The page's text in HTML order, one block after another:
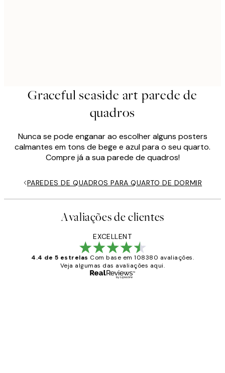
Graceful seaside art parede de
quadros
Nunca se pode enganar ao escolher alguns posters
calmantes em tons de bege e azul para o seu quarto.
Compre já a sua parede de quadros!
PAREDES DE QUADROS PARA QUARTO DE DORMIR
Avaliações de clientes
EXCELLENT
4.4 de 5 estrelas Com base em 108380 avaliações.
Veja algumas das avaliações aqui.